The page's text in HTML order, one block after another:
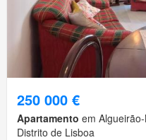
250 000 €
Apartamento em
Distrito de Lisboa